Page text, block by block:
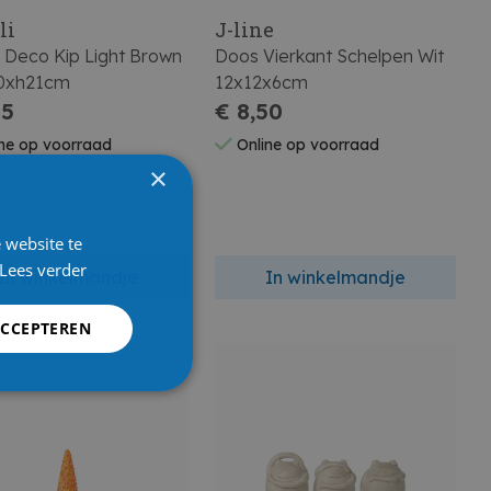
Deco Kip Light Brown
op voorraad
winkelmandje
J-line
Doos Vierkant Schelpen Wit
12x12x6cm
€ 8,50
Online op voorraad
In winkelmandje
×
website te
Lees verder